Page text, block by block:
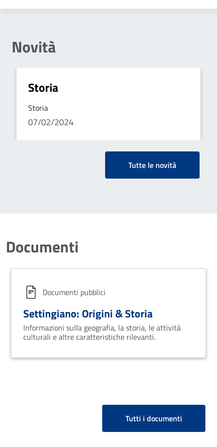
Novità
Storia
Storia
07/02/2024
Tutte le novità
Documenti
Documenti pubblici
Settingiano: Origini & Storia
Informazioni sulla geografia, la storia, le attività
culturali e altre caratteristiche rilevanti.
Tutti i documenti